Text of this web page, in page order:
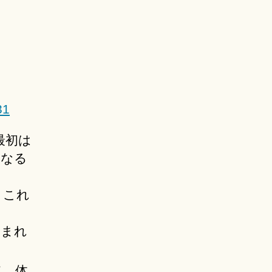
初は
る
れ
れ